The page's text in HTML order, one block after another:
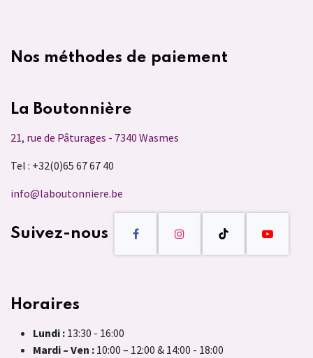
Nos méthodes de paiement
La Boutonnière
21, rue de Pâturages - 7340 Wasmes
Tel : +32(0)65 67 67 40
info@laboutonniere.be
Suivez-nous
Horaires
Lundi : 13:30 - 16:00
Mardi – Ven : 10:00 – 12:00 & 14:00 - 18:00